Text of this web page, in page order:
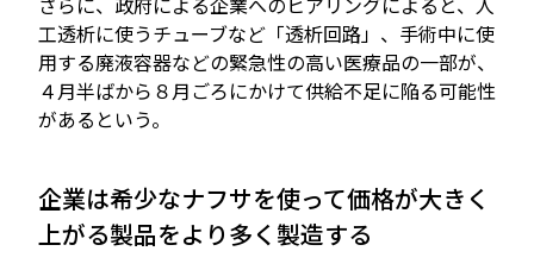
工透析に使うチューブなど「透析回路」、手術中に⁠使
用する廃液容器などの緊急性の高い医療品の一部が、
４月半ばから８月ごろにかけて供給不足に陥る可能性
があるという。
企業は希少なナフサを使って価格が大きく
上がる製品をより多く製造する